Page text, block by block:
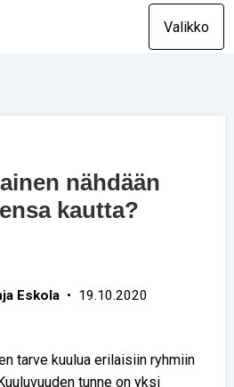
Valikko
nähdään
kautta?
Eskola • 19.10.2020
tarve kuulua erilaisiin ryhmiin
tunne on yksi